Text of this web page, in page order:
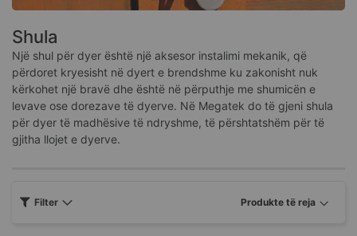
Shula
Një shul për dyer është një aksesor instalimi mekanik, që
përdoret kryesisht në dyert e brendshme ku zakonisht nuk
kërkohet një bravë dhe është në përputhje me shumicën e
levave ose dorezave të dyerve. Në Megatek do të gjeni shula
për dyer të madhësive të ndryshme, të përshtatshëm për të
gjitha llojet e dyerve.
Filter